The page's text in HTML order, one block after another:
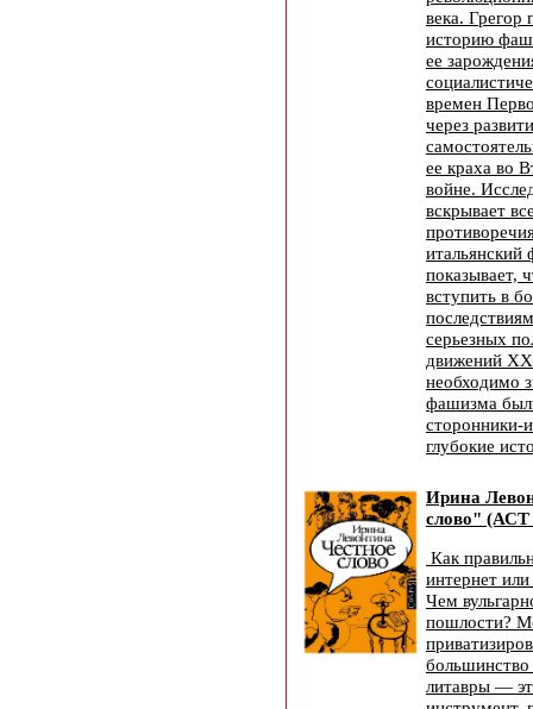
века. Грегор
историю
ее
времен
через
ее краха во
войне.
вскрывает
показывает,
вступить в
серьезных
движений
необходимо
фашизма
сторонники-
глубокие
Ирина
слово" (АСТ
Как
интернет
Чем
пошлости?
литавры —